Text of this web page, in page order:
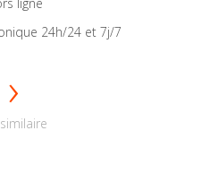
24h/24 et 7j/7